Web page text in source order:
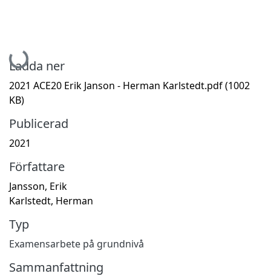
Hämtar...
Ladda ner
2021 ACE20 Erik Janson - Herman Karlstedt.pdf(1002
KB)
Publicerad
2021
Författare
Jansson, Erik
Karlstedt, Herman
Typ
Examensarbete på grundnivå
Sammanfattning